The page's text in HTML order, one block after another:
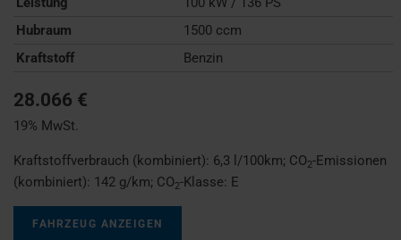
Hubraum
1500 ccm
Kraftstoff
Benzin
28.066 €
19% MwSt.
Kraftstoffverbrauch (kombiniert): 6,3 l/100km; CO2-Emissionen
(kombiniert): 142 g/km; CO2-Klasse: E
FAHRZEUG ANZEIGEN